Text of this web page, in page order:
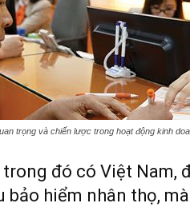
trọng và chiến lược trong hoạt động kinh
đó có Việt Nam,
bảo hiểm nhân thọ,